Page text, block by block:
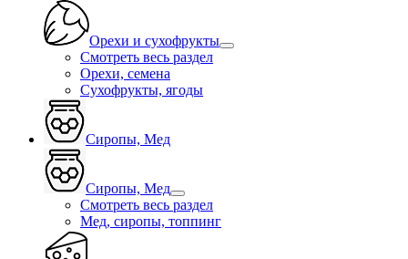
Орехи и сухофрукты
Смотреть весь раздел
Орехи, семена
Сухофрукты, ягоды
Сиропы, Мед
Сиропы, Мед
Смотреть весь раздел
Мед, сиропы, топпинг